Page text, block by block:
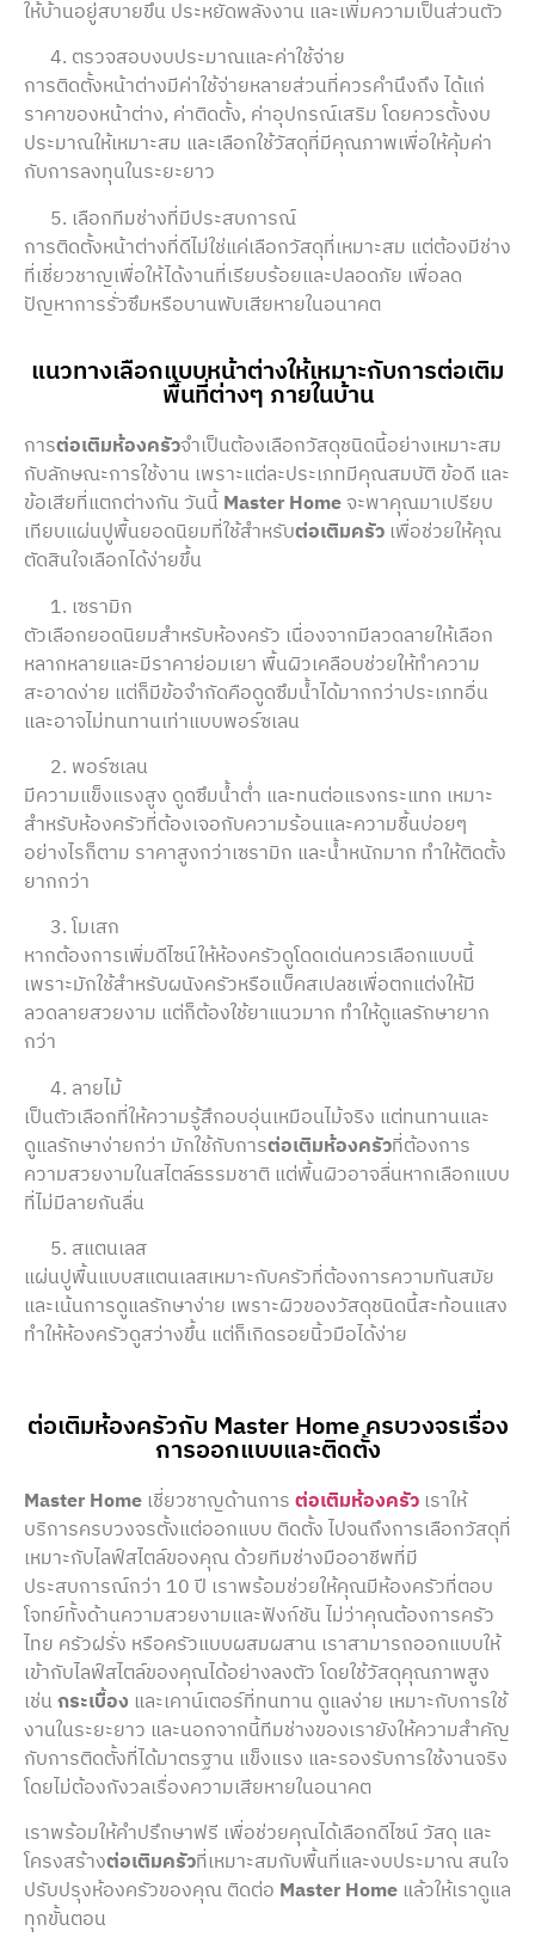
ให้บ้านอยู่สบายขึ้น ประหยัดพลังงาน และเพิ่มความเป็นส่วนตัว
ตรวจสอบงบประมาณและค่าใช้จ่าย
การติดตั้งหน้าต่างมีค่าใช้จ่ายหลายส่วนที่ควรคำนึงถึง ได้แก่
ราคาของหน้าต่าง, ค่าติดตั้ง, ค่าอุปกรณ์เสริม โดยควรตั้งงบ
ประมาณให้เหมาะสม และเลือกใช้วัสดุที่มีคุณภาพเพื่อให้คุ้มค่า
กับการลงทุนในระยะยาว
เลือกทีมช่างที่มีประสบการณ์
การติดตั้งหน้าต่างที่ดีไม่ใช่แค่เลือกวัสดุที่เหมาะสม แต่ต้องมีช่าง
ที่เชี่ยวชาญเพื่อให้ได้งานที่เรียบร้อยและปลอดภัย เพื่อลด
ปัญหาการรั่วซึมหรือบานพับเสียหายในอนาคต
แนวทางเลือกแบบหน้าต่างให้เหมาะกับการต่อเติม
พื้นที่ต่างๆ ภายในบ้าน
การต่อเติมห้องครัวจำเป็นต้องเลือกวัสดุชนิดนี้อย่างเหมาะสม
กับลักษณะการใช้งาน เพราะแต่ละประเภทมีคุณสมบัติ ข้อดี และ
ข้อเสียที่แตกต่างกัน วันนี้ Master Homeจะพาคุณมาเปรียบ
เทียบแผ่นปูพื้นยอดนิยมที่ใช้สำหรับต่อเติมครัว เพื่อช่วยให้คุณ
ตัดสินใจเลือกได้ง่ายขึ้น
เซรามิก
ตัวเลือกยอดนิยมสำหรับห้องครัว เนื่องจากมีลวดลายให้เลือก
หลากหลายและมีราคาย่อมเยา พื้นผิวเคลือบช่วยให้ทำความ
สะอาดง่าย แต่ก็มีข้อจำกัดคือดูดซึมน้ำได้มากกว่าประเภทอื่น
และอาจไม่ทนทานเท่าแบบพอร์ซเลน
พอร์ซเลน
มีความแข็งแรงสูง ดูดซึมน้ำต่ำ และทนต่อแรงกระแทก เหมาะ
สำหรับห้องครัวที่ต้องเจอกับความร้อนและความชื้นบ่อยๆ
อย่างไรก็ตาม ราคาสูงกว่าเซรามิก และน้ำหนักมาก ทำให้ติดตั้ง
ยากกว่า
โมเสก
หากต้องการเพิ่มดีไซน์ให้ห้องครัวดูโดดเด่นควรเลือกแบบนี้
เพราะมักใช้สำหรับผนังครัวหรือแบ็คสเปลชเพื่อตกแต่งให้มี
ลวดลายสวยงาม แต่ก็ต้องใช้ยาแนวมาก ทำให้ดูแลรักษายาก
กว่า
ลายไม้
เป็นตัวเลือกที่ให้ความรู้สึกอบอุ่นเหมือนไม้จริง แต่ทนทานและ
ดูแลรักษาง่ายกว่า มักใช้กับการต่อเติมห้องครัวที่ต้องการ
ความสวยงามในสไตล์ธรรมชาติ แต่พื้นผิวอาจลื่นหากเลือกแบบ
ที่ไม่มีลายกันลื่น
สแตนเลส
แผ่นปูพื้นแบบสแตนเลสเหมาะกับครัวที่ต้องการความทันสมัย
และเน้นการดูแลรักษาง่าย เพราะผิวของวัสดุชนิดนี้สะท้อนแสง
ทำให้ห้องครัวดูสว่างขึ้น แต่ก็เกิดรอยนิ้วมือได้ง่าย
ต่อเติมห้องครัวกับ Master Home ครบวงจรเรื่อง
การออกแบบและติดตั้ง
Master Home เชี่ยวชาญด้านการต่อเติมห้องครัว เราให้
บริการครบวงจรตั้งแต่ออกแบบ ติดตั้ง ไปจนถึงการเลือกวัสดุที่
เหมาะกับไลฟ์สไตล์ของคุณ ด้วยทีมช่างมืออาชีพที่มี
ประสบการณ์กว่า 10 ปี เราพร้อมช่วยให้คุณมีห้องครัวที่ตอบ
โจทย์ทั้งด้านความสวยงามและฟังก์ชัน ไม่ว่าคุณต้องการครัว
ไทย ครัวฝรั่ง หรือครัวแบบผสมผสาน เราสามารถออกแบบให้
เข้ากับไลฟ์สไตล์ของคุณได้อย่างลงตัว โดยใช้วัสดุคุณภาพสูง
เช่นกระเบื้อง และเคาน์เตอร์ที่ทนทาน ดูแลง่าย เหมาะกับการใช้
งานในระยะยาว และนอกจากนี้ทีมช่างของเรายังให้ความสำคัญ
กับการติดตั้งที่ได้มาตรฐาน แข็งแรง และรองรับการใช้งานจริง
โดยไม่ต้องกังวลเรื่องความเสียหายในอนาคต
เราพร้อมให้คำปรึกษาฟรี เพื่อช่วยคุณได้เลือกดีไซน์ วัสดุ และ
โครงสร้างต่อเติมครัวที่เหมาะสมกับพื้นที่และงบประมาณ สนใจ
ปรับปรุงห้องครัวของคุณ ติดต่อ Master Home แล้วให้เราดูแล
ทุกขั้นตอน